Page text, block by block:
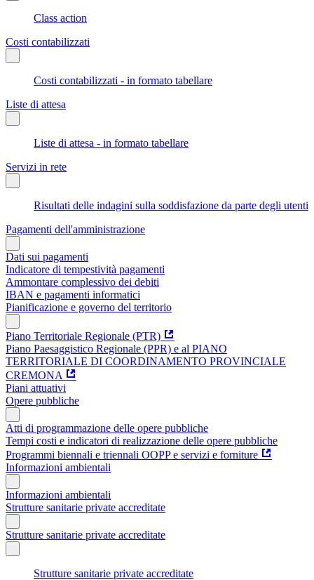
Class action
Costi contabilizzati
Costi contabilizzati - in formato tabellare
Liste di attesa
Liste di attesa - in formato tabellare
Servizi in rete
Risultati delle indagini sulla soddisfazione da parte degli utenti
Pagamenti dell'amministrazione
Dati sui pagamenti
Indicatore di tempestività pagamenti
Ammontare complessivo dei debiti
IBAN e pagamenti informatici
Pianificazione e governo del territorio
Piano Territoriale Regionale (PTR)
Piano Paesaggistico Regionale (PPR) e al PIANO
TERRITORIALE DI COORDINAMENTO PROVINCIALE
CREMONA
Piani attuativi
Opere pubbliche
Atti di programmazione delle opere pubbliche
Tempi costi e indicatori di realizzazione delle opere pubbliche
Programmi biennali e triennali OOPP e servizi e forniture
Informazioni ambientali
Informazioni ambientali
Strutture sanitarie private accreditate
Strutture sanitarie private accreditate
Strutture sanitarie private accreditate